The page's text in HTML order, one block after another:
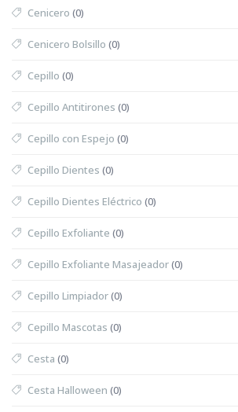
Cenicero (0)
Cenicero Bolsillo (0)
Cepillo (0)
Cepillo Antitirones (0)
Cepillo con Espejo (0)
Cepillo Dientes (0)
Cepillo Dientes Eléctrico (0)
Cepillo Exfoliante (0)
Cepillo Exfoliante Masajeador(0)
Cepillo Limpiador(0)
Cepillo Mascotas (0)
Cesta (0)
Cesta Halloween (0)